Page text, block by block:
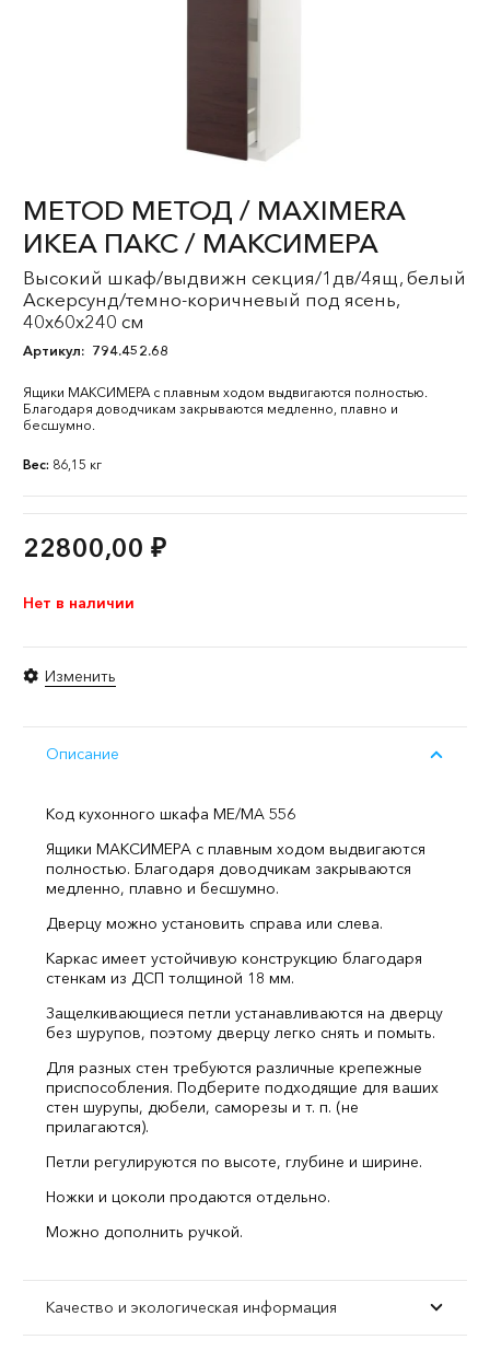
METOD МЕТОД / MAXIMERA
ИКЕА ПАКС / МАКСИМЕРА
Высокий шкаф/выдвижн секция/1дв/4ящ, белый
Аскерсунд/темно-коричневый под ясень,
40x60x240 см
Артикул: 794.452.68
Ящики МАКСИМЕРА с плавным ходом выдвигаются полностью.
Благодаря доводчикам закрываются медленно, плавно и
бесшумно.
Вес: 86,15 кг
22800,00 ₽
Нет в наличии
Изменить
Описание
Код кухонного шкафа ME/MA 556
Ящики МАКСИМЕРА с плавным ходом выдвигаются
полностью. Благодаря доводчикам закрываются
медленно, плавно и бесшумно.
Дверцу можно установить справа или слева.
Каркас имеет устойчивую конструкцию благодаря
стенкам из ДСП толщиной 18 мм.
Защелкивающиеся петли устанавливаются на дверцу
без шурупов, поэтому дверцу легко снять и помыть.
Для разных стен требуются различные крепежные
приспособления. Подберите подходящие для ваших
стен шурупы, дюбели, саморезы и т. п. (не
прилагаются).
Петли регулируются по высоте, глубине и ширине.
Ножки и цоколи продаются отдельно.
Можно дополнить ручкой.
Качество и экологическая информация